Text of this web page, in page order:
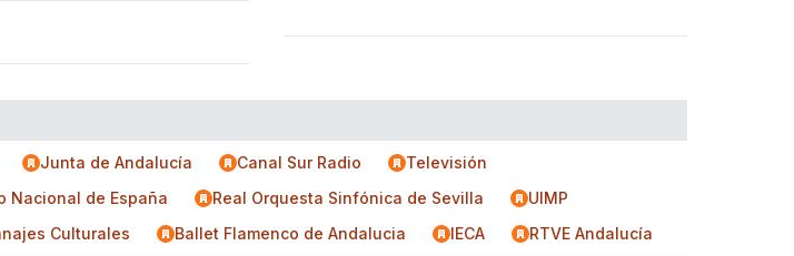
Junta de Andalucía Canal Sur Radio
Televisión
Nacional de España Real Orquesta Sinfónica de Sevilla
UIMP
Culturales Ballet Flamenco de Andalucia IECA RTVE Andalucía